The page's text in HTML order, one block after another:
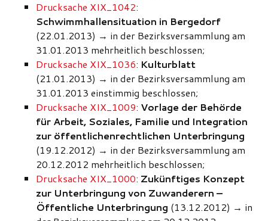
Drucksache XIX_1042:
Schwimmhallensituation in Bergedorf
(22.01.2013) → in der Bezirksversammlung am
31.01.2013 mehrheitlich beschlossen;
Drucksache XIX_1036: Kulturblatt
(21.01.2013) → in der Bezirksversammlung am
31.01.2013 einstimmig beschlossen;
Drucksache XIX_1009: Vorlage der Behörde
für Arbeit, Soziales, Familie und Integration
zur öffentlichenrechtlichen Unterbringung
(19.12.2012) → in der Bezirksversammlung am
20.12.2012 mehrheitlich beschlossen;
Drucksache XIX_1000: Zukünftiges Konzept
zur Unterbringung von Zuwanderern –
Öffentliche Unterbringung (13.12.2012) → in